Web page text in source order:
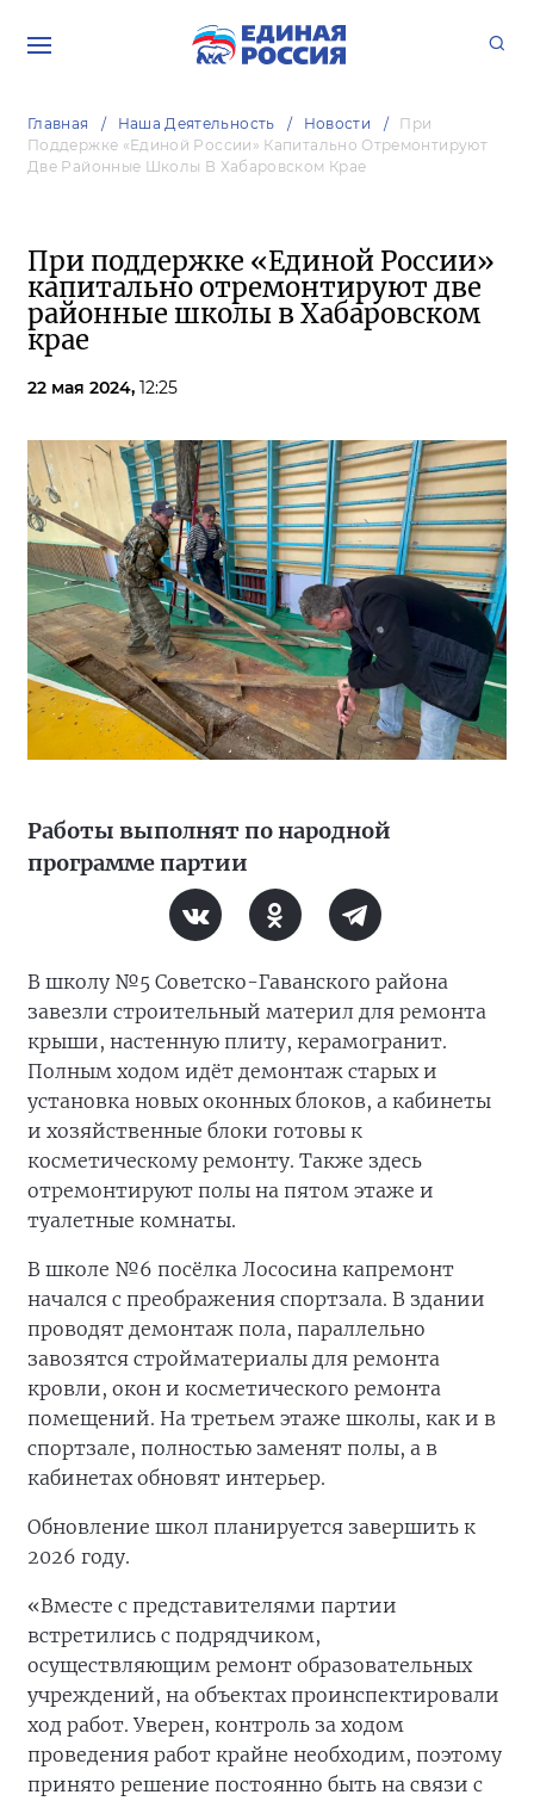
Главная Наша Деятельность Новости
При
Поддержке «Единой России» Капитально Отремонтируют
Две Районные Школы В Хабаровском Крае
При поддержке «Единой России»
капитально отремонтируют две
районные школы в Хабаровском
крае
22 мая 2024, 12:25
Работы выполнят по народной
программе партии
В школу №5 Советско-Гаванского района
завезли строительный материл для ремонта
крыши, настенную плиту, керамогранит.
Полным ходом идёт демонтаж старых и
установка новых оконных блоков, а кабинеты
и хозяйственные блоки готовы к
косметическому ремонту. Также здесь
отремонтируют полы на пятом этаже и
туалетные комнаты.
В школе №6 посёлка Лососина капремонт
начался с преображения спортзала. В здании
проводят демонтаж пола, параллельно
завозятся стройматериалы для ремонта
кровли, окон и косметического ремонта
помещений. На третьем этаже школы, как и в
спортзале, полностью заменят полы, а в
кабинетах обновят интерьер.
Обновление школ планируется завершить к
2026 году.
«Вместе с представителями партии
встретились с подрядчиком,
осуществляющим ремонт образовательных
учреждений, на объектах проинспектировали
ход работ. Уверен, контроль за ходом
проведения работ крайне необходим, поэтому
принято решение постоянно быть на связи с